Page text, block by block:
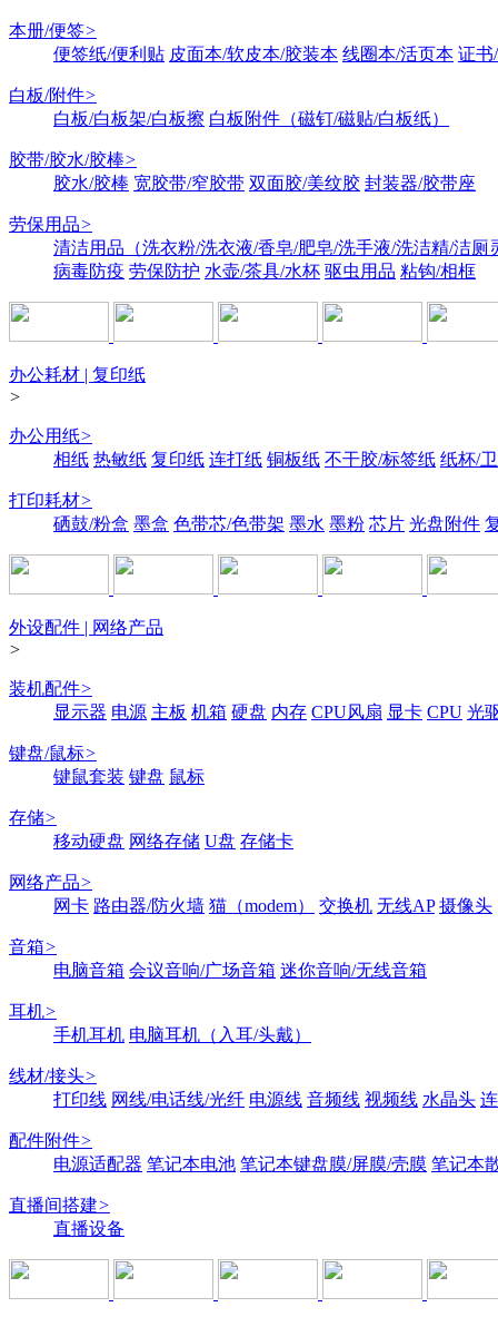
本册/便签>
便签纸/便利贴 皮面本/软皮本/胶装本 线圈本/活页本 证书
白板/附件>
白板/白板架/白板擦 白板附件（磁钉/磁贴/白板纸）
胶带/胶水/胶棒>
胶水/胶棒 宽胶带/窄胶带 双面胶/美纹胶 封装器/胶带座
劳保用品>
清洁用品（洗衣粉/洗衣液/香皂/肥皂/洗手液/洗洁精/洁厕
病毒防疫 劳保防护 水壶/茶具/水杯 驱虫用品 粘钩/相框
办公耗材 | 复印纸
>
办公用纸>
相纸 热敏纸 复印纸 连打纸 铜板纸 不干胶/标签纸 纸杯/
打印耗材>
硒鼓/粉盒 墨盒 色带芯/色带架 墨水 墨粉 芯片 光盘附件
外设配件 | 网络产品
>
装机配件>
显示器 电源 主板 机箱 硬盘 内存 CPU风扇 显卡 CPU 光
键盘/鼠标>
键鼠套装 键盘 鼠标
存储>
移动硬盘 网络存储 U盘 存储卡
网络产品>
网卡 路由器/防火墙 猫（modem） 交换机 无线AP 摄像头
音箱>
电脑音箱 会议音响/广场音箱 迷你音响/无线音箱
耳机>
手机耳机 电脑耳机（入耳/头戴）
线材/接头>
打印线 网线/电话线/光纤 电源线 音频线 视频线 水晶头
配件附件>
电源适配器 笔记本电池 笔记本键盘膜/屏膜/壳膜 笔记本
直播间搭建>
直播设备